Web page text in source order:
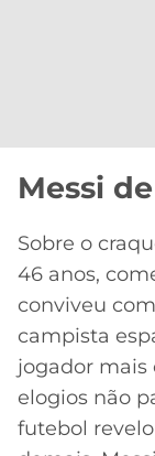
Messi
Sobre o
46 anos,
conviveu
campista
jogador mais
elogios não
futebol